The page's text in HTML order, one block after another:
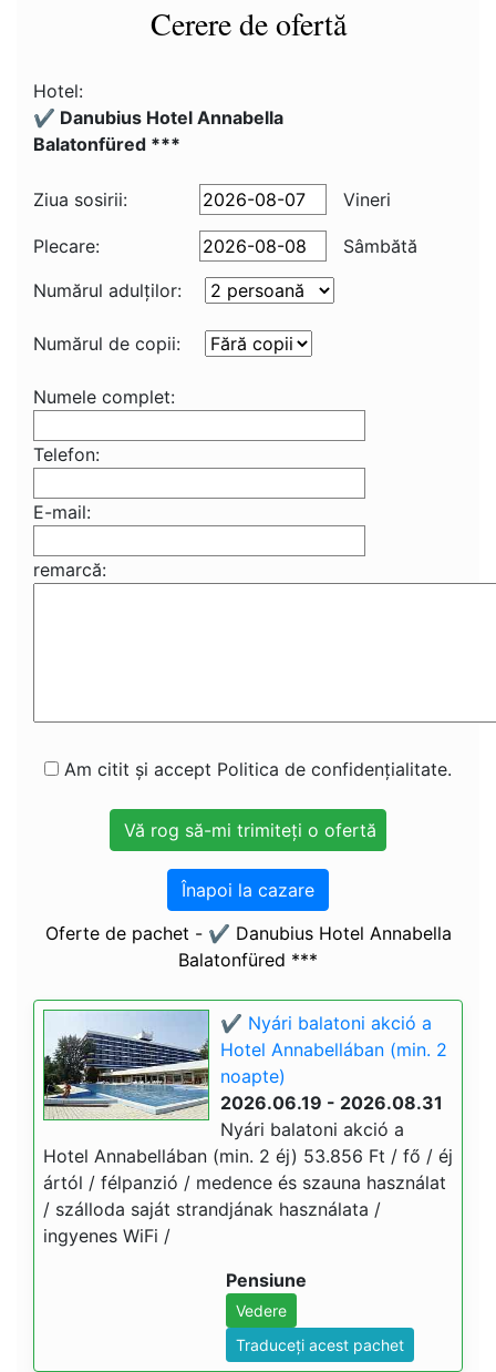
Cerere de ofertă
Hotel:
✔️ Danubius Hotel Annabella
Balatonfüred ***
Ziua sosirii: Vineri
Plecare:
Sâmbătă
Numărul adulţilor:
Numărul de copii:
Numele complet:
Telefon:
E-mail:
remarcă:
Am citit și accept Politica de confidențialitate.
Înapoi la cazare
Oferte de pachet - ✔️ Danubius Hotel Annabella
Balatonfüred ***
✔️ Nyári balatoni akció a
Hotel Annabellában (min. 2
noapte)
2026.06.19 - 2026.08.31
Nyári balatoni akció a
Hotel Annabellában (min. 2 éj) 53.856 Ft / fő / éj
ártól / félpanzió / medence és szauna használat
/ szálloda saját strandjának használata /
ingyenes WiFi /
Pensiune
Vedere
Traduceți acest pachet